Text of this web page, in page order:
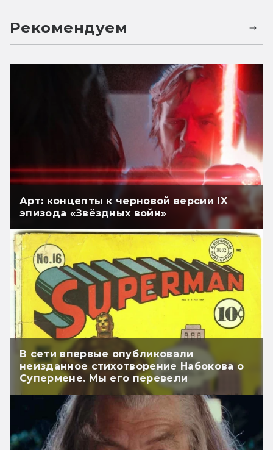
Рекомендуем
Арт: концепты к черновой версии IX
эпизода «Звёздных войн»
В сети впервые опубликовали
неизданное стихотворение Набокова о
Супермене. Мы его перевели